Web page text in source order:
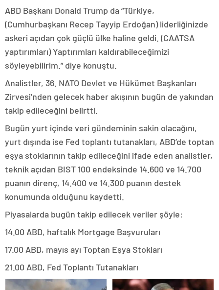
ABD Başkanı Donald Trump da “Türkiye,
(Cumhurbaşkanı Recep Tayyip Erdoğan) liderliğinizde
askeri açıdan çok güçlü ülke haline geldi. (CAATSA
yaptırımları) Yaptırımları kaldırabileceğimizi
söyleyebilirim.” diye konuştu.
Analistler, 36.⁠ ⁠NATO Devlet ve Hükümet Başkanları
Zirvesi’nden gelecek haber akışının bugün de yakından
takip edileceğini belirtti.
Bugün yurt içinde veri gündeminin sakin olacağını,
yurt dışında ise Fed toplantı tutanakları, ABD’de toptan
eşya stoklarının takip edileceğini ifade eden analistler,
teknik açıdan BIST 100 endeksinde 14.600 ve 14.700
puanın direnç, 14.400 ve 14.300 puanın destek
konumunda olduğunu kaydetti.
Piyasalarda bugün takip edilecek veriler şöyle:
14.00 ABD, haftalık Mortgage Başvuruları
17.00 ABD, mayıs ayı Toptan Eşya Stokları
21.00 ABD, Fed Toplantı Tutanakları